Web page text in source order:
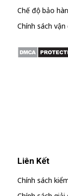
Chế độ bảo
Chính sách vận
Liên Kết
Chính sách